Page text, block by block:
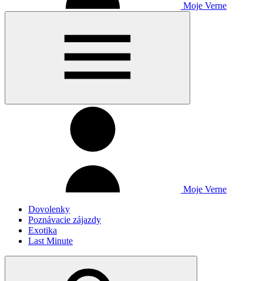
Moje Verne
Moje Verne
Dovolenky
Poznávacie zájazdy
Exotika
Last Minute